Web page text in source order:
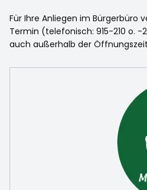
Für Ihre Anliegen im Bürgerbüro
Termin (telefonisch: 915-210 o. -
auch außerhalb der